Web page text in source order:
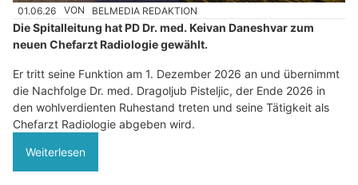
01.06.26 VON BELMEDIA REDAKTION
Die Spitalleitung hat PD Dr. med. Keivan Daneshvar zum
neuen Chefarzt Radiologie gewählt.
Er tritt seine Funktion am 1. Dezember 2026 an und übernimmt
die Nachfolge Dr. med. Dragoljub Pisteljic, der Ende 2026 in
den wohlverdienten Ruhestand treten und seine Tätigkeit als
Chefarzt Radiologie abgeben wird.
Weiterlesen